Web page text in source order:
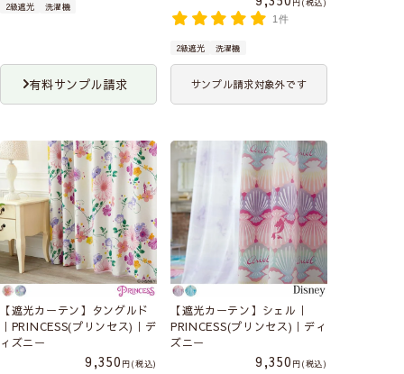
2級遮光
洗濯機
有料サンプル請求
1件
2級遮光 洗濯機
サンプル請求対象外です
【遮光カーテン】タングルド
｜PRINCESS(プリンセス)｜デ
ィズニー
9,350
税込
【遮光カーテン】シェル｜
PRINCESS(プリンセス)｜ディ
ズニー
9,350
税込